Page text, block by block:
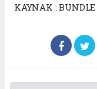
KAYNAK : BUNDLE